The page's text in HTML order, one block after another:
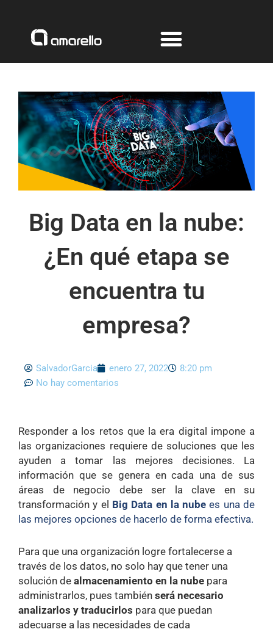
contenido
Big Data en la nube:
¿En qué etapa se
encuentra tu
empresa?
SalvadorGarcia enero 27, 2022
8:20 pm
No hay comentarios
Responder a los retos que la era digital impone a
las organizaciones requiere de soluciones que les
ayuden a tomar las mejores decisiones. La
información que se genera en cada una de sus
áreas de negocio debe ser la clave en su
transformación y el Big Data en la nube es una de
las mejores opciones de hacerlo de forma efectiva.
Para que una organización logre fortalecerse a
través de los datos, no solo hay que tener una
solución de almacenamiento en la nube para
administrarlos, pues también será necesario
analizarlos y traducirlos para que puedan
adecuarse a las necesidades de cada